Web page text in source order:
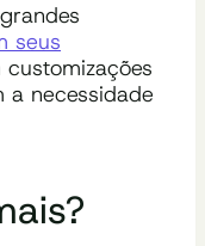
seus
customizações
a necessidade